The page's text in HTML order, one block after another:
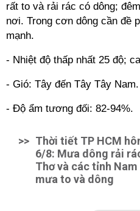
rất to và rải rác có dông;
nơi. Trong cơn dông cần đề
mạnh.
- Nhiệt độ thấp nhất 25 độ;
- Gió: Tây đến Tây Tây Nam.
- Độ ẩm tương đối: 82-94%.
>> Thời tiết TP HCM
6/8: Mưa dông rải
Thơ và các tỉnh Nam
mưa to và dông